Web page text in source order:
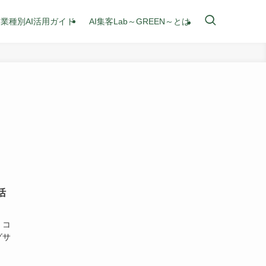
業種別AI活用ガイド AI集客Lab～GREEN～とは
サ